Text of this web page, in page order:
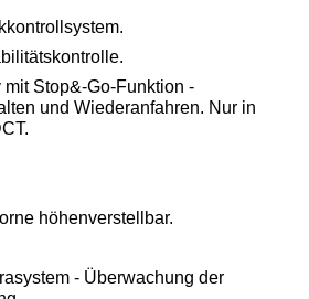
mit Stop&-Go-Funktion -
und Wiederanfahren. Nur in
höhenverstellbar.
- Überwachung der